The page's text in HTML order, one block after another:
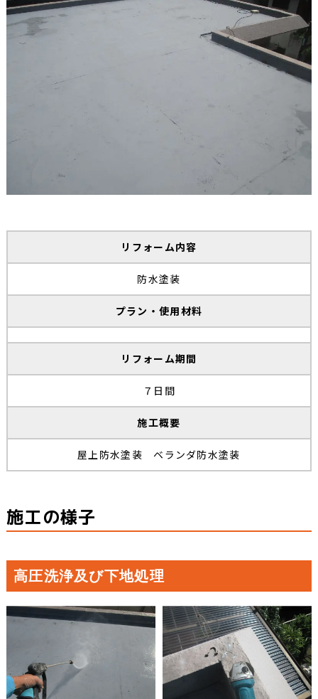
リフォーム内容
防水塗装
プラン・使用材料
リフォーム期間
７日間
施工概要
屋上防水塗装 ベランダ防水塗装
施工の様子
高圧洗浄及び下地処理